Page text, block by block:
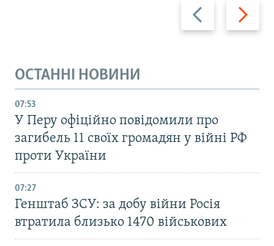
Назад Вперед
ОСТАННІ НОВИНИ
07:53
У Перу офіційно повідомили про
загибель 11 своїх громадян у війні РФ
проти України
07:27
Генштаб ЗСУ: за добу війни Росія
втратила близько 1470 військових